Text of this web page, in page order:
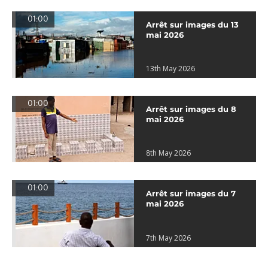
01:00
Arrêt sur images du 13
mai 2026
13th May 2026
01:00
Arrêt sur images du 8
mai 2026
8th May 2026
01:00
Arrêt sur images du 7
mai 2026
7th May 2026